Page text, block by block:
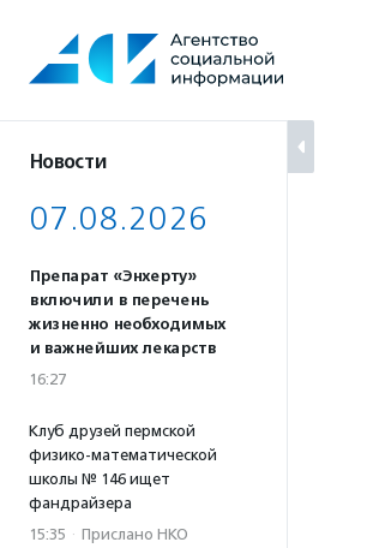
содержанию
Новости
07.08.2026
Препарат «Энхерту»
включили в перечень
жизненно необходимых
и важнейших лекарств
16:27
Клуб друзей пермской
физико-математической
школы № 146 ищет
фандрайзера
15:35 · Прислано НКО